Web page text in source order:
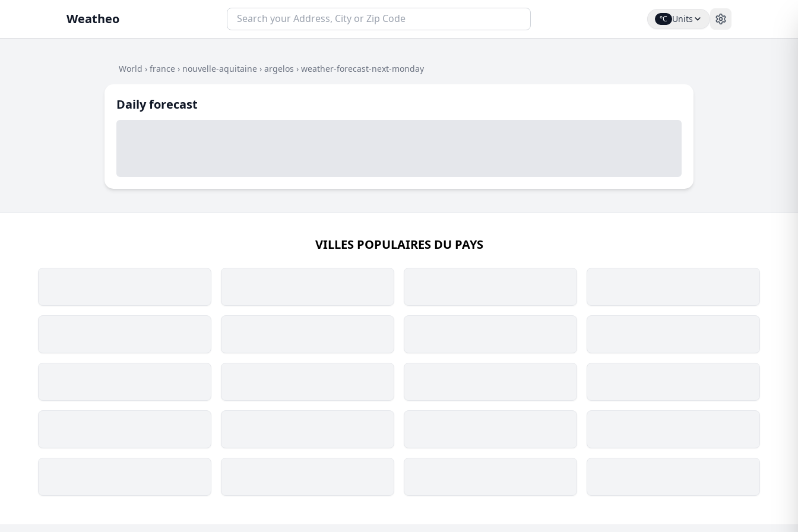
Weatheo °C Units
World › france › nouvelle-aquitaine › argelos › weather-forecast-next-monday
Daily forecast
VILLES POPULAIRES DU PAYS